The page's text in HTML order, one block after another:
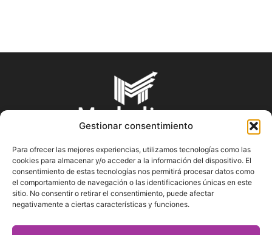
Gestionar consentimiento
Para ofrecer las mejores experiencias, utilizamos tecnologías como las
cookies para almacenar y/o acceder a la información del dispositivo. El
consentimiento de estas tecnologías nos permitirá procesar datos como
el comportamiento de navegación o las identificaciones únicas en este
sitio. No consentir o retirar el consentimiento, puede afectar
negativamente a ciertas características y funciones.
SOBRE NOSOTROS
En Marketin.es encontrarás la más actualizada y veraz
información sobre el mundo del marketing; consejos